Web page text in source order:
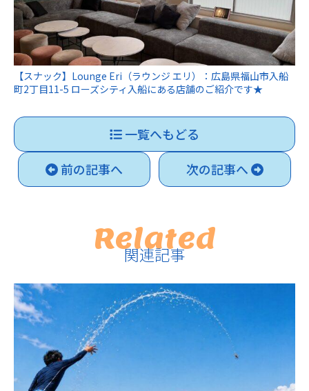
【スナック】Lounge Eri（ラウンジ エリ）：広島県福山市入船
町2丁目11-5 ローズシティ入船にある店舗のご紹介です★
一覧へもどる
前の記事へ
次の記事へ
Related
関連記事